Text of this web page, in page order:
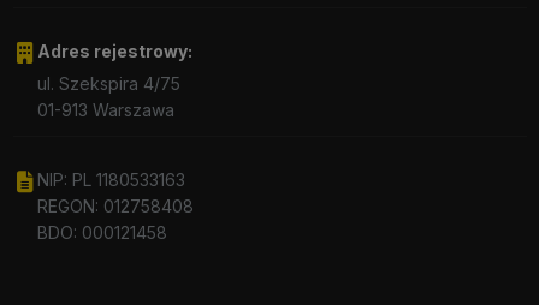
Adres rejestrowy:
ul. Szekspira 4/75
01-913 Warszawa
NIP: PL 1180533163
REGON: 012758408
BDO: 000121458